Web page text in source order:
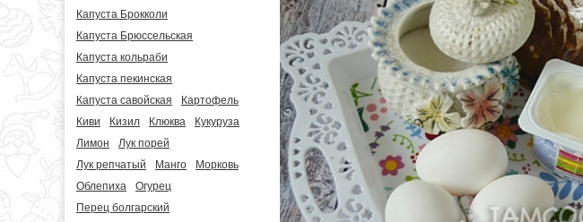
Капуста Брокколи
Капуста Брюссельская
Капуста кольраби
Капуста пекинская
Капуста савойская
Картофель
Киви
Кизил Клюква
Кукуруза
Лимон
Лук порей
Лук репчатый
Манго
Морковь
Облепиха
Огурец
Перец болгарский